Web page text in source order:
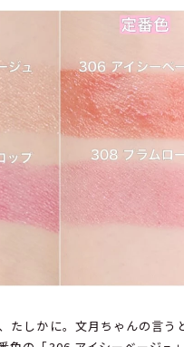
たしかに。文月ちゃんの言う